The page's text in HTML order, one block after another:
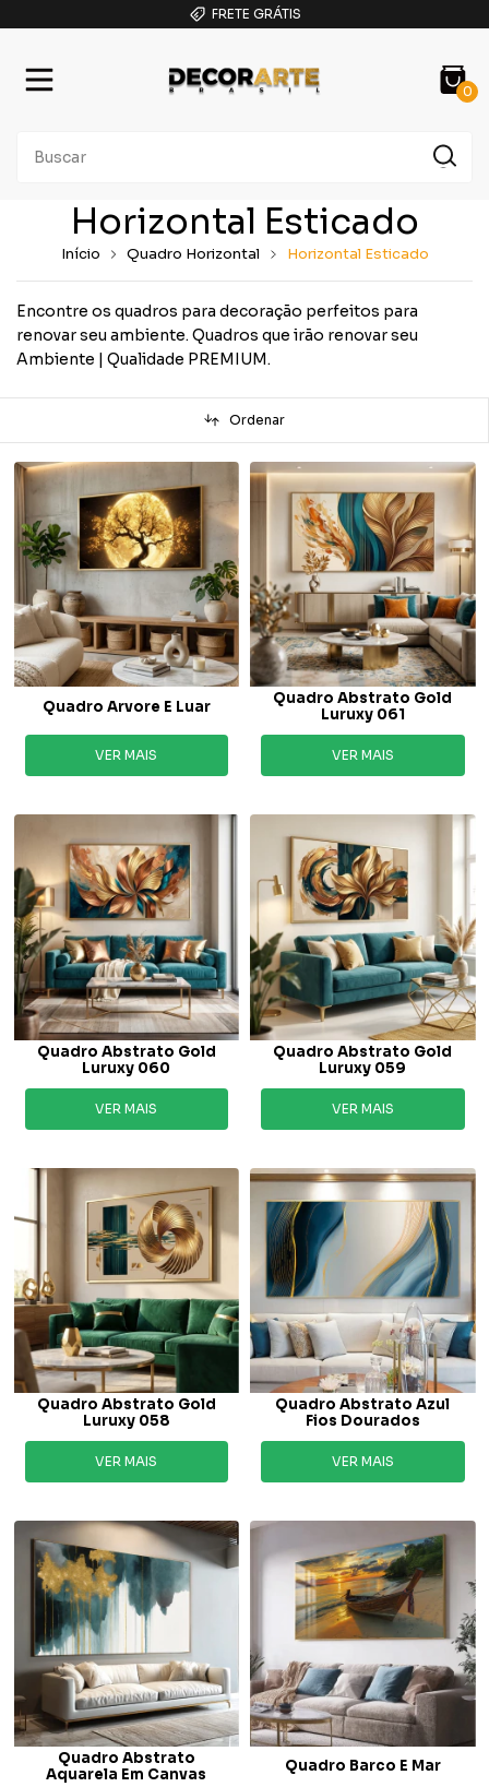
FRETE GRÁTIS
0
Horizontal Esticado
Início Quadro Horizontal Horizontal Esticado
Encontre os quadros para decoração perfeitos para
renovar seu ambiente. Quadros que irão renovar seu
Ambiente | Qualidade PREMIUM.
Ordenar
Quadro Arvore E Luar
VER MAIS
Quadro Abstrato Gold
Luruxy 061
VER MAIS
Quadro Abstrato Gold
Luruxy 060
VER MAIS
Quadro Abstrato Gold
Luruxy 059
VER MAIS
Quadro Abstrato Gold
Luruxy 058
VER MAIS
Quadro Abstrato Azul
Fios Dourados
VER MAIS
Quadro Abstrato
Aquarela Em Canvas
Quadro Barco E Mar